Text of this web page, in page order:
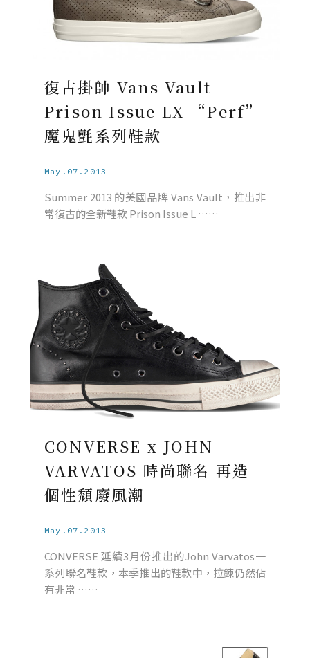
復古掛帥 Vans Vault
Prison Issue LX “Perf”
魔鬼氈系列鞋款
May.07.2013
Summer 2013 的美國品牌 Vans Vault，推出非
常復古的全新鞋款 Prison Issue L ……
CONVERSE x JOHN
VARVATOS 時尚聯名 再造
個性頹廢風潮
May.07.2013
CONVERSE 延續3月份推出的John Varvatos一
系列聯名鞋款，本季推出的鞋款中，拉鍊仍然佔
有非常 ……